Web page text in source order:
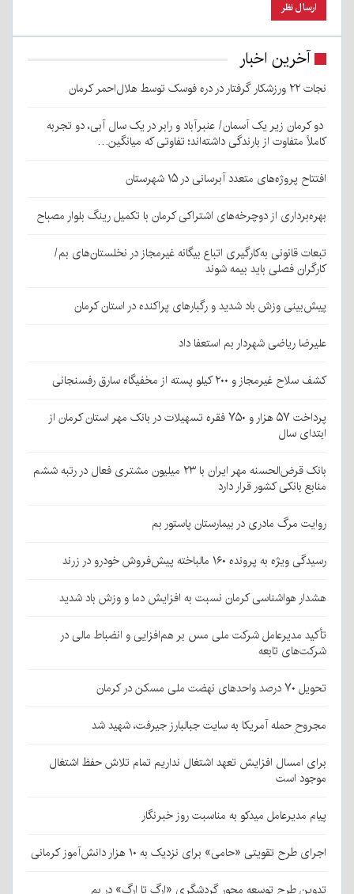
آخرین اخبار
نجات ۲۲ ورزشکار گرفتار در دره فوسک توسط هلال‌احمر کرمان
دو کرمان زیر یک آسمان/ عنبرآباد و رابر در یک سال آبی، دو تجربه
کاملاً متفاوت از بارندگی داشته‌اند؛ تفاوتی که میانگین…
افتتاح پروژه‌های متعدد آبرسانی در ۱۵ شهرستان
بهره‌برداری از دوچرخه‌های اشتراکی کرمان با تکمیل رینگ بلوار مصباح
تبعات قانونی به‌کارگیری اتباع بیگانه غیرمجاز در نخلستان‌های بم/
کارگران فصلی باید بیمه شوند
پیش‌بینی وزش باد شدید و رگبارهای پراکنده در استان کرمان
علیرضا ریاضی شهردار بم استعفا داد
کشف سلاح غیرمجاز و ۲۰۰ کیلو پسته از مخفیگاه سارق رفسنجانی
پرداخت ۵۷ هزار و ۷۵۰ فقره تسهیلات در بانک مهر استان کرمان از
ابتدای سال
بانک قرض‌الحسنه مهر ایران با ۲۳ میلیون مشتری فعال در رتبه ششم
منابع بانکی کشور قرار دارد
روایت مرگ مادری در بیمارستان پاستور بم
رسیدگی ویژه به پرونده ۱۶۰ مالباخته پیش‌فروش خودرو در زرند
هشدار هواشناسی کرمان نسبت به افزایش دما و وزش باد شدید
تأکید مدیرعامل شرکت ملی مس بر هم‌افزایی و انضباط مالی در
شرکت‌های تابعه
تحویل ۷۰ درصد واحدهای نهضت ملی مسکن در کرمان
مجروحِ حمله آمریکا به سایت جبالبارز جیرفت، شهید شد
برای امسال افزایش تعهد اشتغال نداریم تمام تلاش حفظ اشتغال
موجود است
پیام مدیرعامل میدکو به مناسبت روز خبرنگار
اجرای طرح تقویتی «حامی» برای نزدیک به ۱۰ هزار دانش‌آموز کرمانی